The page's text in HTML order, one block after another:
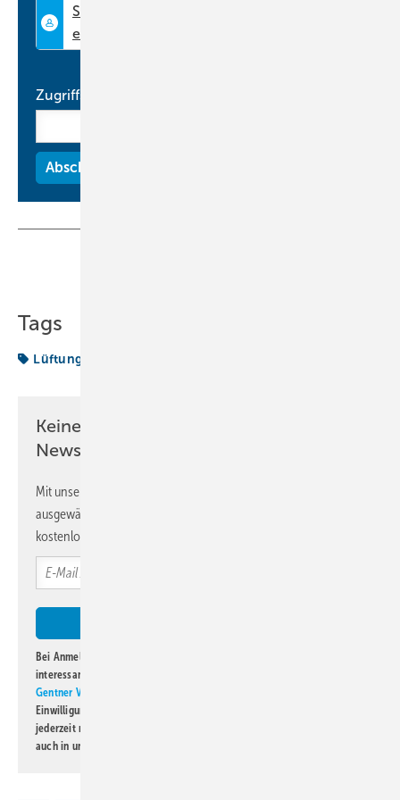
Anwendungen und erfüllt die Hygienevorschriften der DIN 6022.
www.tecalor.de
Zugriffscode
Tags
Lüftungsgeräte
Keine Zeit? Kein Problem mit dem KK
Newsletter!
Mit unserem Newsletter erhalten Sie regelmäßig von uns
ausgewählte Informationen und Neuigkeiten, gebündelt und
kostenlos direkt ins Postfach.
Bei Anmeldung zu diesem Newsletter bin ich damit einverstanden, über
interessante Verlags- und Online-Angebote
Gentner Verlag GmbH & Co. KG
Einwilligung kann ich jederzeit widerrufen und eine Abmeldung ist
jederzeit möglich. Informationen zum Umgang mit Daten finden Sie
auch in unserer